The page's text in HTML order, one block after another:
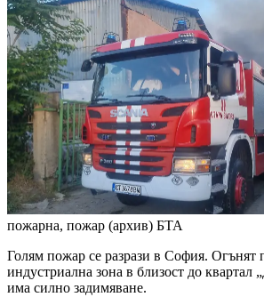
пожарна, пожар (архив) БТА
Голям пожар се разрази в София. Огънят
индустриална зона в близост до квартал
има силно задимяване.